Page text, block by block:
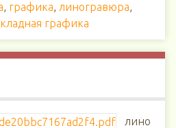
, графика, линогравюра,
графика
лино